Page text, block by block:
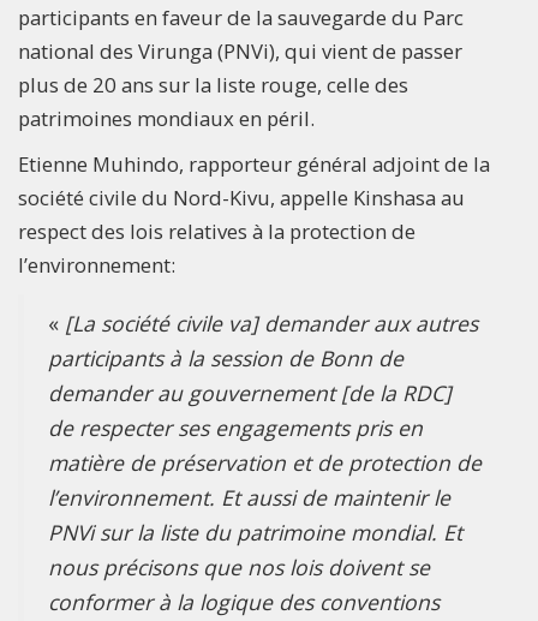
participants en faveur de la sauvegarde du Parc
national des Virunga (PNVi), qui vient de passer
plus de 20 ans sur la liste rouge, celle des
patrimoines mondiaux en péril.
Etienne Muhindo, rapporteur général adjoint de la
société civile du Nord-Kivu, appelle Kinshasa au
respect des lois relatives à la protection de
l’environnement:
« [La société civile va] demander aux autres
participants à la session de Bonn de
demander au gouvernement [de la RDC]
de respecter ses engagements pris en
matière de préservation et de protection de
l’environnement. Et aussi de maintenir le
PNVi sur la liste du patrimoine mondial. Et
nous précisons que nos lois doivent se
conformer à la logique des conventions